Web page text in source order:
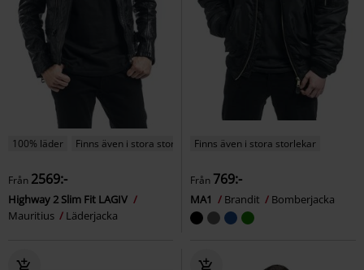
100% läder Finns även i stora storlekar
Från 2569:-
Highway 2 Slim Fit LAGIV
Mauritius
Läderjacka
Finns även i stora storlekar
Från 769:-
MA1 Brandit Bomberjacka